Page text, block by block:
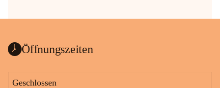
Öffnungszeiten
Geschlossen